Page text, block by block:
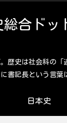
総合ドッ
歴史は社会科の
書記長という言葉
日本史